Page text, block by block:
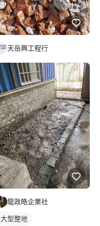
天岳興工程行
龍政皓企業社
大型整地